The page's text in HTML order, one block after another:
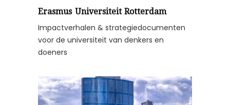
Erasmus Universiteit Rotterdam
Impactverhalen & strategiedocumenten
voor de universiteit van denkers en
doeners